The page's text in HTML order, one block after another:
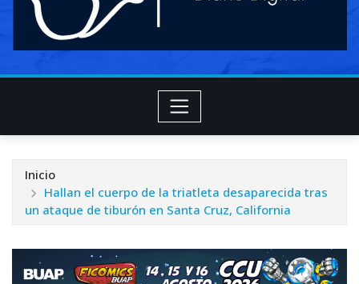
Inicio
Hallan el cuerpo de la triatleta desaparecida tras
un ataque de tiburón en Santa Cruz, California